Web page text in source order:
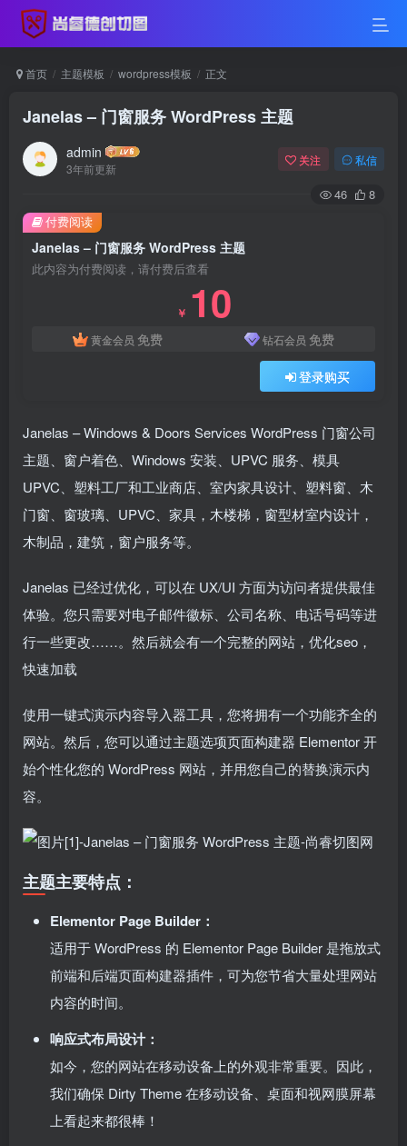
首页 主题模板 wordpress模板 正文
Janelas – 门窗服务 WordPress 主题
admin
3年前更新
关注 私信
46 8
Janelas – 门窗服务 WordPress 主题
此内容为付费阅读，请付费后查看
￥ 10
黄金会员 免费 钻石会员 免费
登录购买
付费阅读
Janelas – Windows & Doors Services WordPress 门窗公司
主题、窗户着色、Windows 安装、UPVC 服务、模具
UPVC、塑料工厂和工业商店、室内家具设计、塑料窗、木
门窗、窗玻璃、UPVC、家具，木楼梯，窗型材室内设计，
木制品，建筑，窗户服务等。
Janelas 已经过优化，可以在 UX/UI 方面为访问者提供最佳
体验。您只需要对电子邮件徽标、公司名称、电话号码等进
行一些更改……。然后就会有一个完整的网站，优化seo，
快速加载
使用一键式演示内容导入器工具，您将拥有一个功能齐全的
网站。然后，您可以通过主题选项页面构建器 Elementor 开
始个性化您的 WordPress 网站，并用您自己的替换演示内
容。
主题主要特点：
Elementor Page Builder：
适用于 WordPress 的 Elementor Page Builder 是拖放式
前端和后端页面构建器插件，可为您节省大量处理网站
内容的时间。
响应式布局设计：
如今，您的网站在移动设备上的外观非常重要。因此，
我们确保 Dirty Theme 在移动设备、桌面和视网膜屏幕
上看起来都很棒！